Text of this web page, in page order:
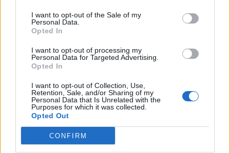
I want to opt-out of the Sale of my
Personal Data.
Opted In
I want to opt-out of processing my
Personal Data for Targeted Advertising.
Opted In
I want to opt-out of Collection, Use,
Retention, Sale, and/or Sharing of my
Personal Data that Is Unrelated with the
Purposes for which it was collected.
Opted Out
CONFIRM
LAVENO MOMBELLO
Viabilità a Laveno Mombello:
Civitas rilancia su cavalcavia,
traffico pesante e passaggio a
livello